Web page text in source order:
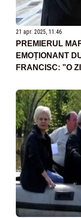
21 apr. 2025, 11:46
PREMIERUL
EMOȚIONANT
FRANCISC: ”O